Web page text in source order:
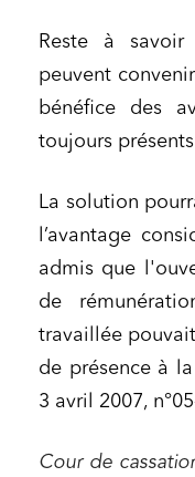
Reste à
peuvent
bénéfice des
toujours
La solution
l’avantage
admis que
de
travaillée
de présence à
3 avril 2007,
Cour de